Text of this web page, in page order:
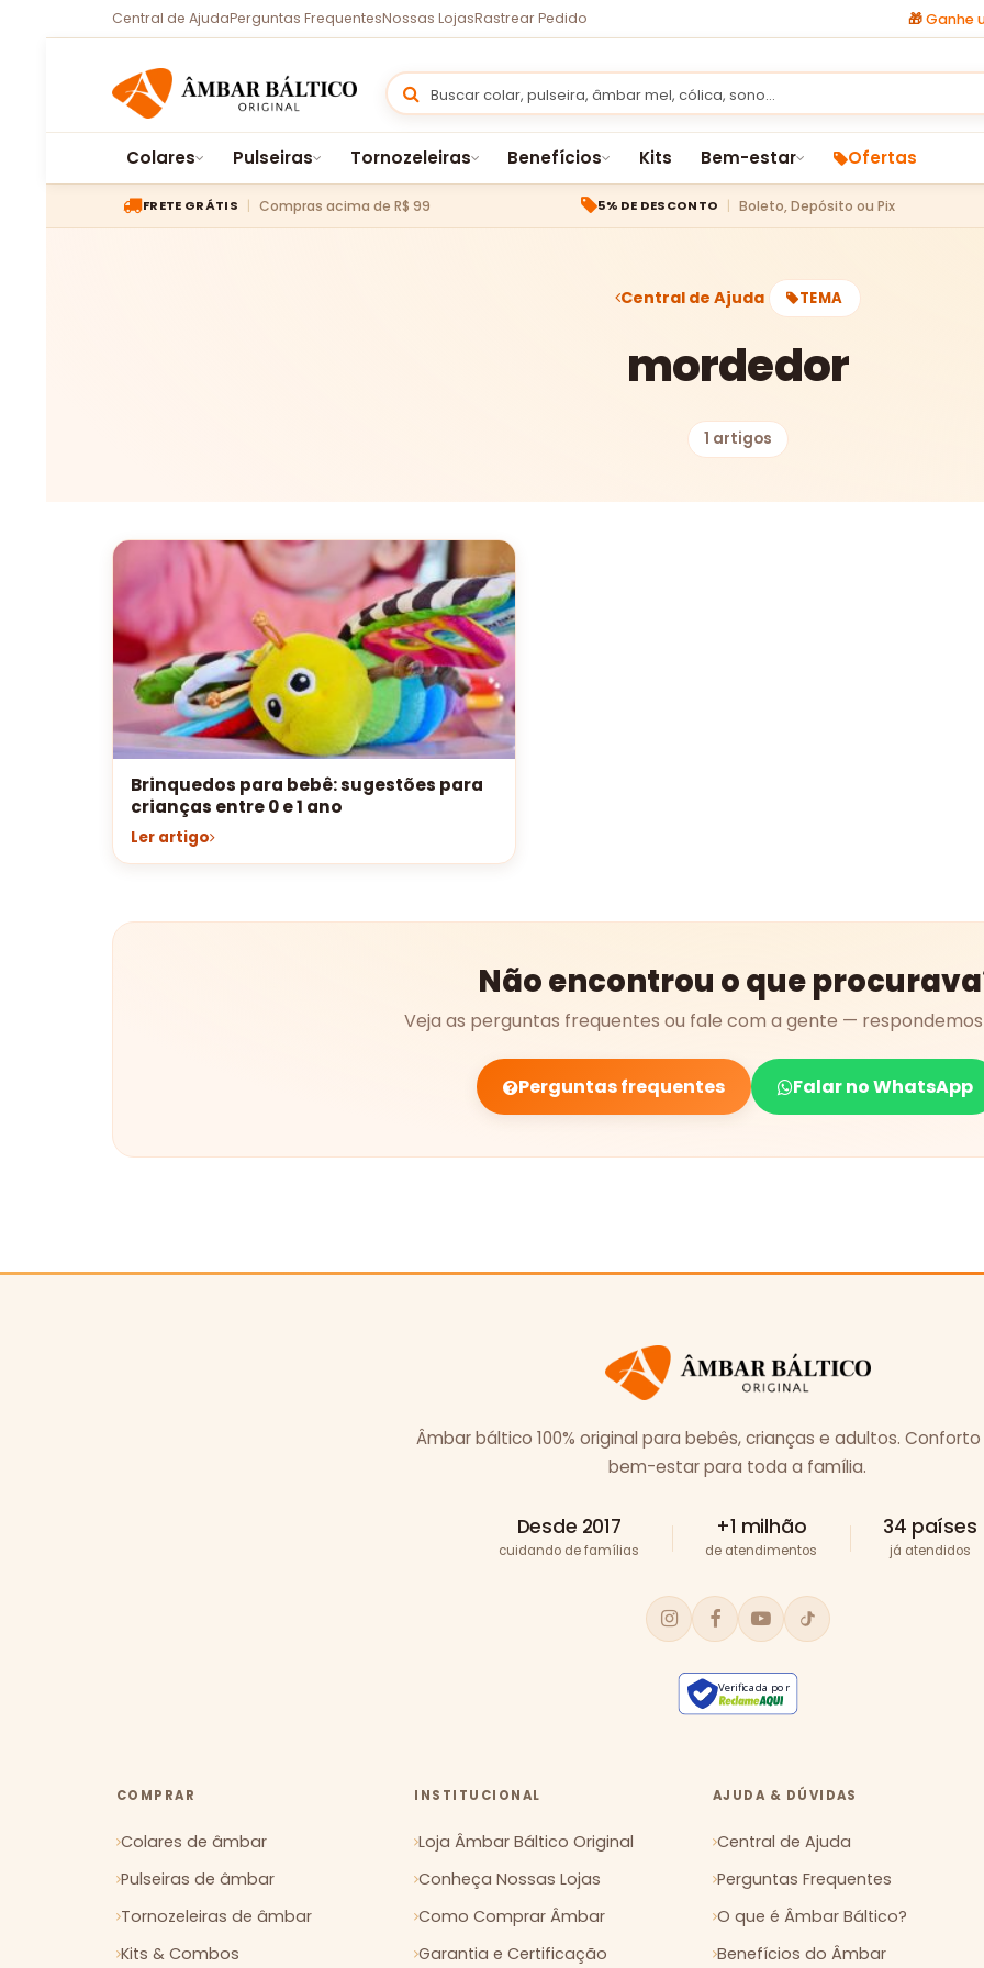
Central de AjudaPerguntas FrequentesNossas LojasRastrear Pedido 🎁Ganhe
Colares Pulseiras Tornozeleiras Benefícios Kits Bem-estar Ofertas
FRETE GRÁTIS Compras acima de R$ 99 5% DE DESCONTO Boleto, Depósito ou Pix
Central de Ajuda TEMA
mordedor
1 artigos
Brinquedos para bebê: sugestões para
crianças entre 0 e 1 ano
Ler artigo
Não encontrou o que
Veja as perguntas frequentes ou fale com a gente —
Perguntas frequentes Falar no WhatsApp
Âmbar báltico 100% original para bebês, crianças e adultos.
bem-estar para toda a família.
Desde 2017
cuidando de famílias
+1 milhão
de atendimentos
34 países
já atendidos
Verificada por
COMPRAR
Colares de âmbar
Pulseiras de âmbar
Tornozeleiras de âmbar
Kits & Combos
INSTITUCIONAL
Loja Âmbar Báltico Original
Conheça Nossas Lojas
Como Comprar Âmbar
Garantia e Certificação
AJUDA & DÚVIDAS
Central de Ajuda
Perguntas Frequentes
O que é Âmbar Báltico?
Benefícios do Âmbar